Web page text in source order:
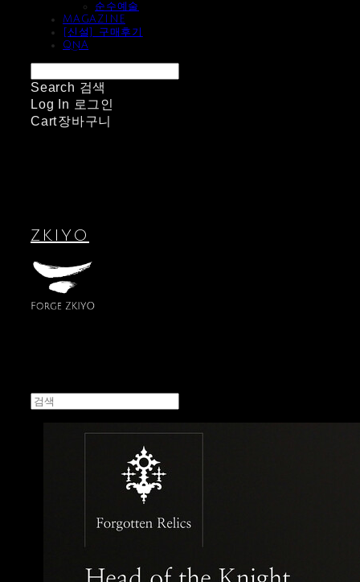
순수예술
MAGAZINE
[신설] 구매후기
QnA
Search 검색
Log In 로그인
Cart장바구니
ZKIYO